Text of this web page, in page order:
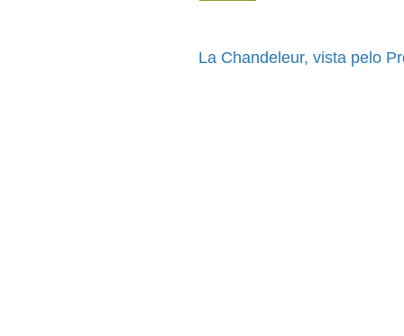
La Chandeleur, vista pelo